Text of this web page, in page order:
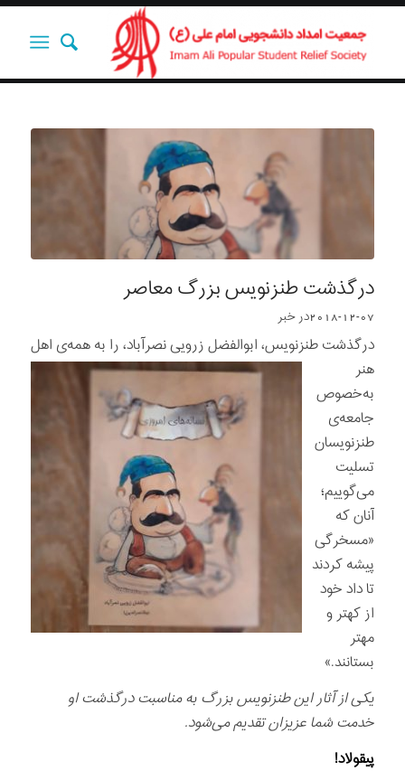
درگذشت طنزنویس بزرگ معاصر
2018-12-07درخبر
درگذشت طنزنویس، ابوالفضل زرویی نصرآباد، را به همه‌ی اهل
هنر
به‌خصوص
جامعه‌ی
طنزنویسان
تسلیت
می‌گوییم؛
آنان که
«مسخرگی
پیشه کردند
تا داد خود
از کهتر و
مهتر
بستانند.»
یکی از آثار این طنزنویس بزرگ به مناسبت درگذشت او
خدمت شما عزیزان تقدیم می‌شود.
پيقولاد!